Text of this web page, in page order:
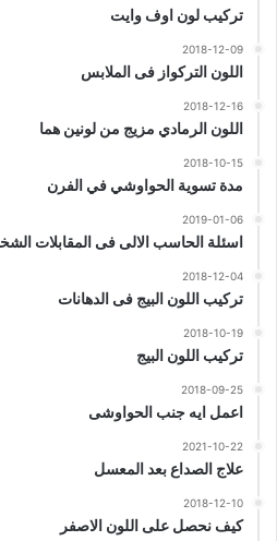
تركيب لون اوف وايت
2018-12-09
اللون التركواز فى الملابس
2018-12-16
اللون الرمادي مزيج من لونين هما
2018-10-15
مدة تسوية الحواوشي في الفرن
2019-01-06
اسئلة الحاسب الالى فى المقابلات
2018-12-04
تركيب اللون البيج فى الدهانات
2018-10-19
تركيب اللون البيج
2018-09-25
اعمل ايه جنب الحواوشى
2021-10-22
علاج الصداع بعد المعسل
2018-12-10
كيف نحصل على اللون الاصفر